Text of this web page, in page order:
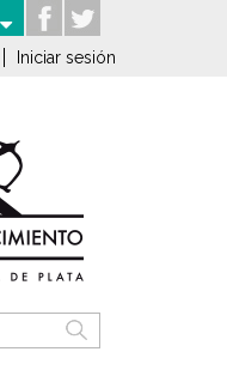
Iniciar sesión